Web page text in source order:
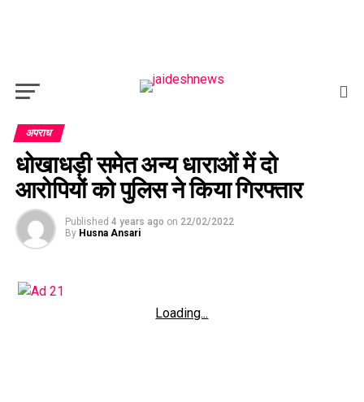
अपराध
धोखाधड़ी समेत अन्य धाराओं में दो
आरोपियों को पुलिस ने किया गिरफ्तार
Published 4 years ago on 22/02/2022
By Husna Ansari
Loading...